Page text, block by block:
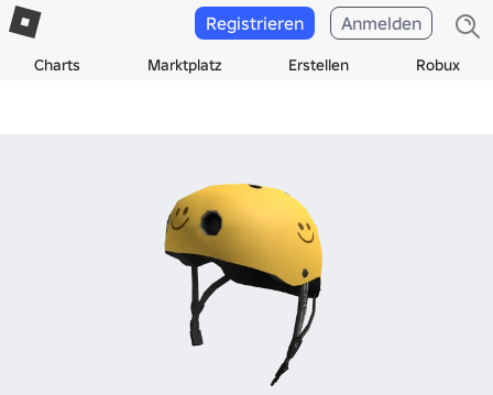
Charts Marktplatz Erstellen Robux
Registrieren Anmelden